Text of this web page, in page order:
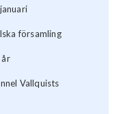
församling
år
Vallquists